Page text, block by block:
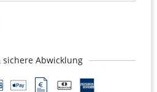
sichere Abwicklung